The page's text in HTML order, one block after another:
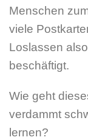
Menschen
viele
Loslassen
beschäftigt.
Wie geht
verdammt
lernen?